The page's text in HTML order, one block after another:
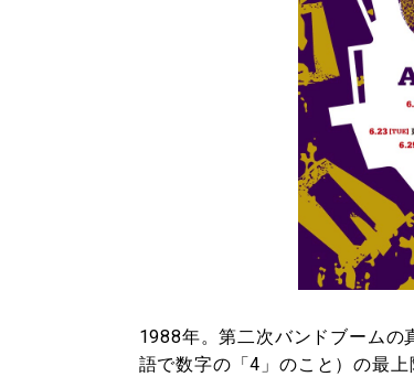
1988年。第二次バンドブームの
語で数字の「4」のこと）の最